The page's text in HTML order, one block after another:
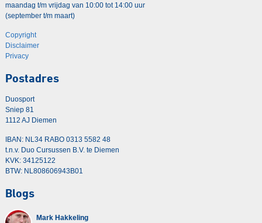
maandag t/m vrijdag van 10:00 tot 14:00 uur
(september t/m maart)
Copyright
Disclaimer
Privacy
Postadres
Duosport
Sniep 81
1112 AJ Diemen
IBAN: NL34 RABO 0313 5582 48
t.n.v. Duo Cursussen B.V. te Diemen
KVK: 34125122
BTW: NL808606943B01
Blogs
Mark Hakkeling